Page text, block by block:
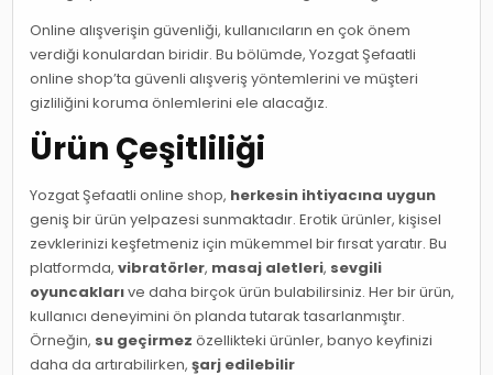
Online alışverişin güvenliği, kullanıcıların en çok önem
verdiği konulardan biridir. Bu bölümde, Yozgat Şefaatli
online shop’ta güvenli alışveriş yöntemlerini ve müşteri
gizliliğini koruma önlemlerini ele alacağız.
Ürün Çeşitliliği
Yozgat Şefaatli online shop, herkesin ihtiyacına uygun
geniş bir ürün yelpazesi sunmaktadır. Erotik ürünler, kişisel
zevklerinizi keşfetmeniz için mükemmel bir fırsat yaratır. Bu
platformda,vibratörler, masaj aletleri, sevgili
oyuncaklarıve daha birçok ürün bulabilirsiniz. Her bir ürün,
kullanıcı deneyimini ön planda tutarak tasarlanmıştır.
Örneğin, su geçirmez özellikteki ürünler, banyo keyfinizi
daha da artırabilirken,şarj edilebilir